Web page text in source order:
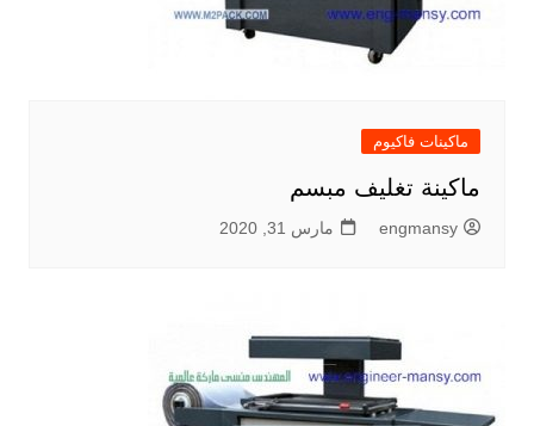
ماكينات فاكيوم
ماكينة تغليف مبسم
engmansy مارس 31, 2020